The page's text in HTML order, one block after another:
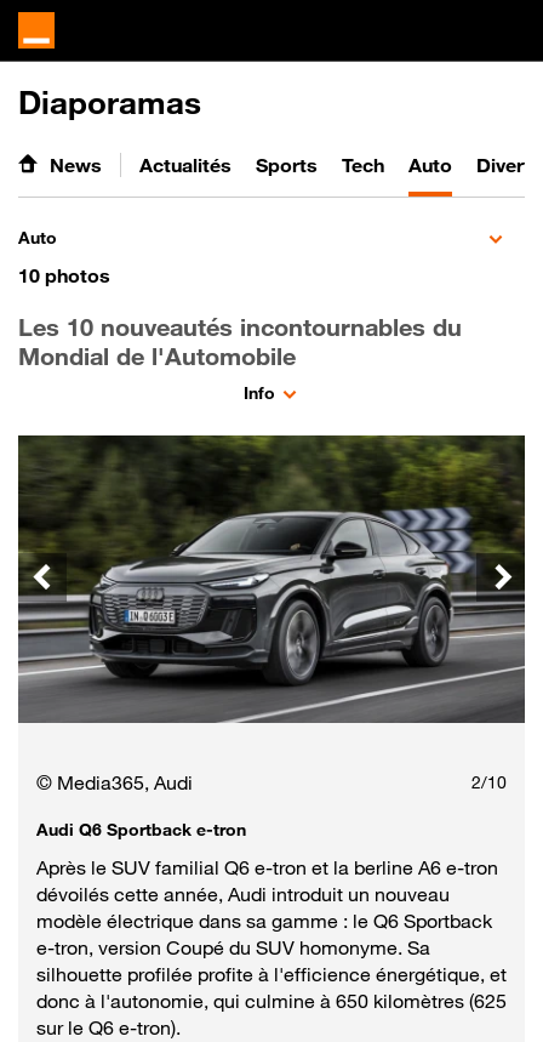
Diaporamas
News Actualités Sports Tech Auto
Auto
10 photos
Les 10 nouveautés incontournables du
Mondial de l'Automobile
Info
© Media365, Audi 2/10
Audi Q6 Sportback e-tron
Après le SUV familial Q6 e-tron et la berline A6 e-tron
dévoilés cette année, Audi introduit un nouveau
modèle électrique dans sa gamme : le Q6 Sportback
e-tron, version Coupé du SUV homonyme. Sa
silhouette profilée profite à l'efficience énergétique, et
donc à l'autonomie, qui culmine à 650 kilomètres (625
sur le Q6 e-tron).